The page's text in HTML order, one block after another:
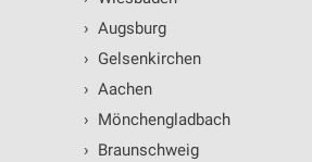
› Augsburg
› Gelsenkirchen
› Aachen
› Mönchengladbach
› Braunschweig